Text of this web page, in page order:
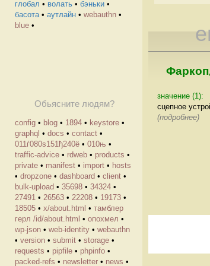
глобал • волать • бэньки •
басота• аутлайн • webauthn •
blue •
Обьясните людям?
config • blog • 1894 • keystore •
graphql • docs • contact •
011ѓ080ѕ151ђ240ё • 010њ •
traffic-advice • rdweb • products •
private • manifest • import • hosts
• dropzone • dashboard • client •
bulk-upload • 35698 • 34324 •
27491 • 26563 • 22208 • 19173 •
18505 • х/about.html • тамблер
герл /id/about.html • опохмел •
wp-json • web-identity • webauthn
• version • submit • storage •
requests • pipfile • phpinfo •
packed-refs • newsletter • news •
Фаркоп,
значение (1):
сцепное
(подробнее)